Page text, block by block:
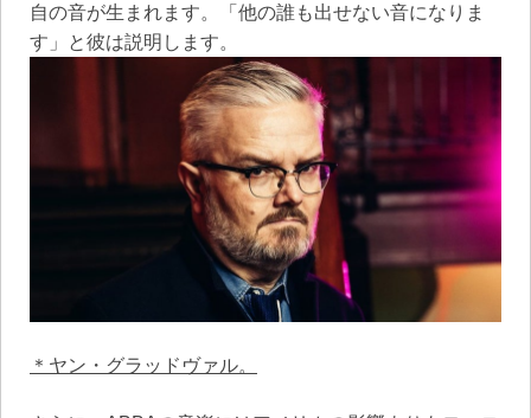
自の音が生まれます。「他の誰も出せない音になりま
す」と彼は説明します。
＊ヤン・グラッドヴァル。